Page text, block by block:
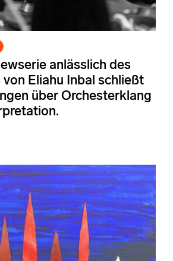
anlässlich des
Eliahu Inbal schließt
über Orchesterklang